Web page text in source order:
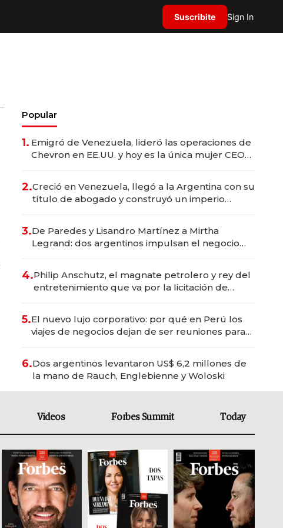
Suscribite Sign In
Popular
1. Emigró de Venezuela, lideró las operaciones de
Chevron en EE.UU. y hoy es la única mujer CEO
2.Creció en Venezuela, llegó a la Argentina con su
título de abogado y construyó un imperio
3.De Paredes y Lisandro Martínez a Mirtha
Legrand: dos argentinos impulsan el negocio
4.Philip Anschutz, el magnate petrolero y rey del
entretenimiento que va por la licitación de
5.El nuevo lujo corporativo: por qué en Perú los
viajes de negocios dejan de ser reuniones para
6.Dos argentinos levantaron US$ 6,2 millones de
la mano de Rauch, Englebienne y Woloski
Videos Forbes Summit Today